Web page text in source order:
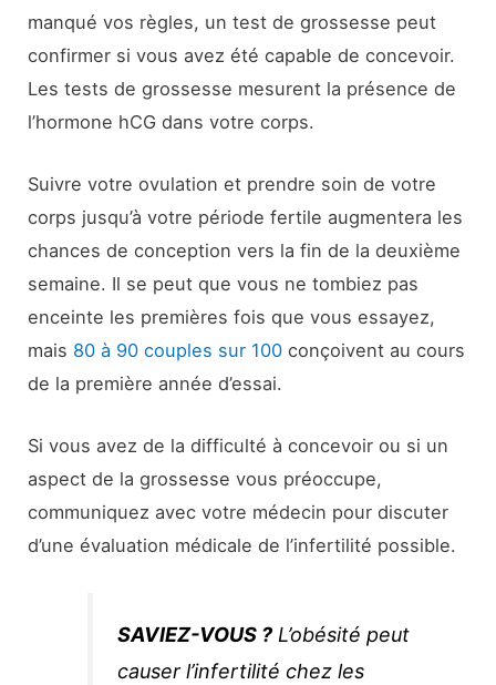
manqué vos règles, un test de grossesse peut
confirmer si vous avez été capable de concevoir.
Les tests de grossesse mesurent la présence de
l’hormone hCG dans votre corps.
Suivre votre ovulation et prendre soin de votre
corps jusqu’à votre période fertile augmentera les
chances de conception vers la fin de la deuxième
semaine. Il se peut que vous ne tombiez pas
enceinte les premières fois que vous essayez,
mais 80 à 90 couples sur 100 conçoivent au cours
de la première année d’essai.
Si vous avez de la difficulté à concevoir ou si un
aspect de la grossesse vous préoccupe,
communiquez avec votre médecin pour discuter
d’une évaluation médicale de l’infertilité possible.
SAVIEZ-VOUS ? L’obésité peut
causer l’infertilité chez les